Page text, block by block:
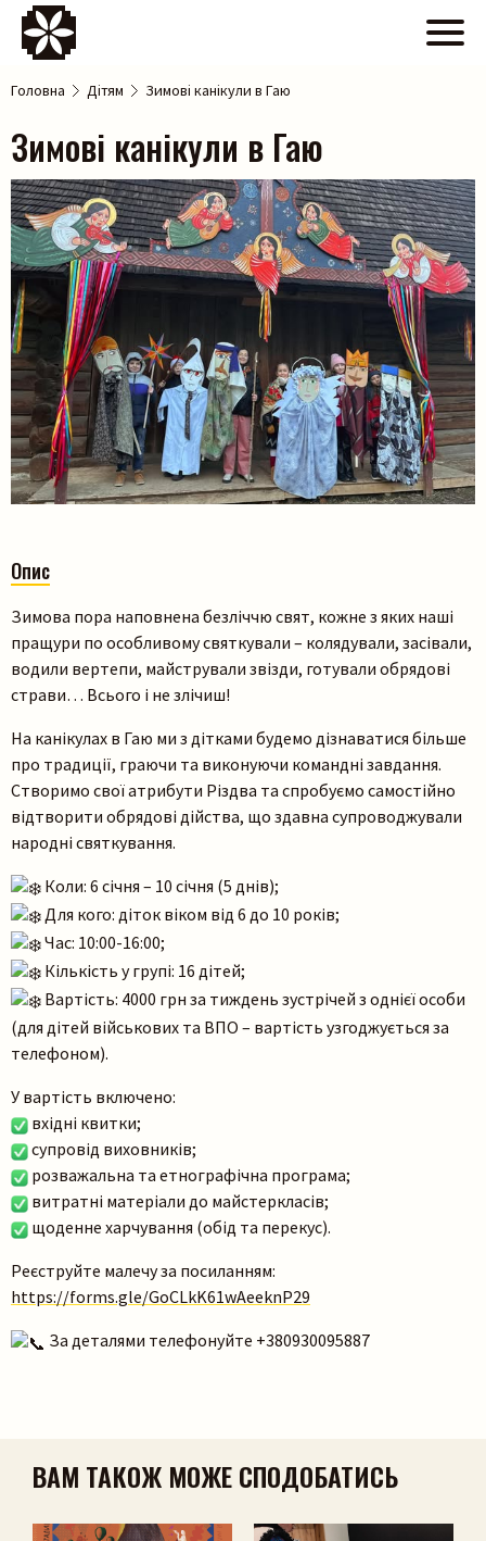
Пошук на сайті
Головна Дітям Зимові канікули в Гаю
Зимові канікули в Гаю
>
Опис
Зимова пора наповнена безліччю свят, кожне з яких наші
пращури по особливому святкували – колядували, засівали,
водили вертепи, майстрували звізди, готували обрядові
страви… Всього і не злічиш!
На канікулах в Гаю ми з дітками будемо дізнаватися більше
про традиції, граючи та виконуючи командні завдання.
Створимо свої атрибути Різдва та спробуємо самостійно
відтворити обрядові дійства, що здавна супроводжували
народні святкування.
Коли: 6 січня – 10 січня (5 днів);
Для кого: діток віком від 6 до 10 років;
Час: 10:00-16:00;
Кількість у групі: 16 дітей;
Вартість: 4000 грн за тиждень зустрічей з однієї особи
(для дітей військових та ВПО – вартість узгоджується за
телефоном).
У вартість включено:
вхідні квитки;
супровід виховників;
розважальна та етнографічна програма;
витратні матеріали до майстеркласів;
щоденне харчування (обід та перекус).
Реєструйте малечу за посиланням:
https://forms.gle/GoCLkK61wAeeknP29
За деталями телефонуйте +380930095887
ВАМ ТАКОЖ МОЖЕ СПОДОБАТИСЬ